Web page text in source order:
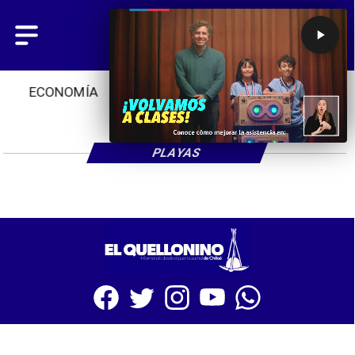
ECONOMÍA CULTURA TENDENCIAS
PLAYAS